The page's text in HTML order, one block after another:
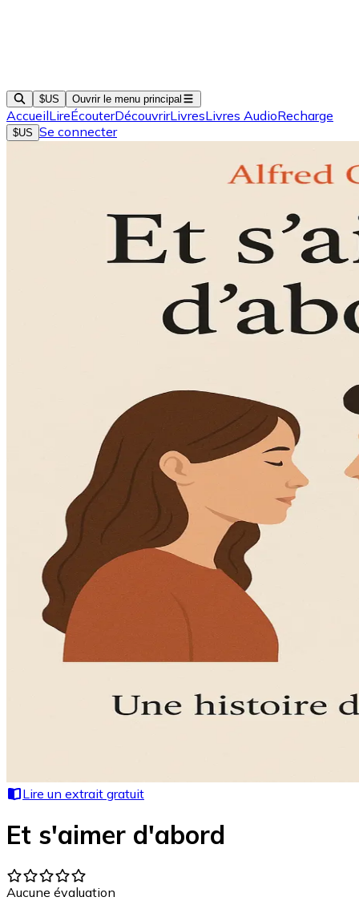
$US Ouvrir le menu principal
AccueilLireÉcouterDécouvrirLivresLivres AudioRecharge
$US Se connecter
Lire un extrait gratuit
Et s'aimer d'abord
Aucune évaluation